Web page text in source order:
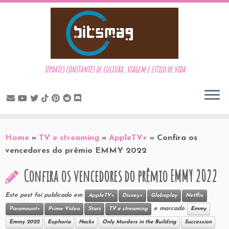
to
content
Updates constantes de cultura, viagem e estilo de vida
Home » TV e streaming » AppleTV+ » Confira os
vencedores do prêmio EMMY 2022
Confira os vencedores do prêmio EMMY 2022
Este post foi publicado em AppleTV+ Disney+ Globoplay Netflix
Paramount+ Prime Video Starz TV e streaming e marcado Emmy
Emmy 2022 Euphoria Hacks Only Murders in the Building Succession